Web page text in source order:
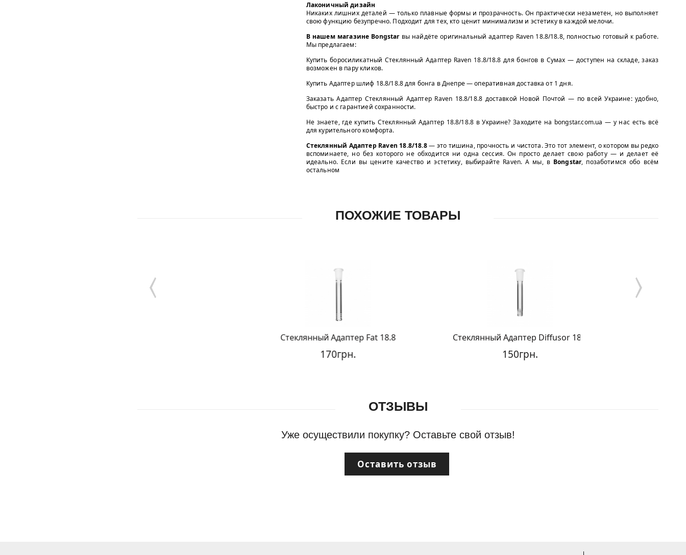
Лаконичный дизайн
Никаких лишних деталей — только плавные формы и прозрачность. Он практически незаметен, но выполняет
свою функцию безупречно. Подходит для тех, кто ценит минимализм и эстетику в каждой мелочи.
В нашем магазине Bongstarвы найдёте оригинальный адаптер Raven 18.8/18.8, полностью готовый к работе.
Мы предлагаем:
Купить боросиликатный Стеклянный Адаптер Raven 18.8/18.8 для бонгов в Сумах — доступен на складе, заказ
возможен в пару кликов.
Купить Адаптер шлиф 18.8/18.8 для бонга в Днепре — оперативная доставка от 1 дня.
Заказать Адаптер Стеклянный Адаптер Raven 18.8/18.8 доставкой Новой Почтой — по всей Украине: удобно,
быстро и с гарантией сохранности.
Не знаете, где купить Стеклянный Адаптер 18.8/18.8 в Украине? Заходите на bongstar.com.ua — у нас есть всё
для курительного комфорта.
Стеклянный Адаптер Raven 18.8/18.8— это тишина, прочность и чистота. Это тот элемент, о котором вы редко
вспоминаете, но без которого не обходится ни одна сессия. Он просто делает свою работу — и делает её
идеально. Если вы цените качество и эстетику, выбирайте Raven. А мы, в Bongstar, позаботимся обо всём
остальном
ПОХОЖИЕ ТОВАРЫ
Стеклянный Адаптер Fat 18.8
170грн.
Стеклянный Адаптер Diffusor 18.8
150грн.
ОТЗЫВЫ
Уже осуществили покупку? Оставьте свой отзыв!
Оставить отзыв